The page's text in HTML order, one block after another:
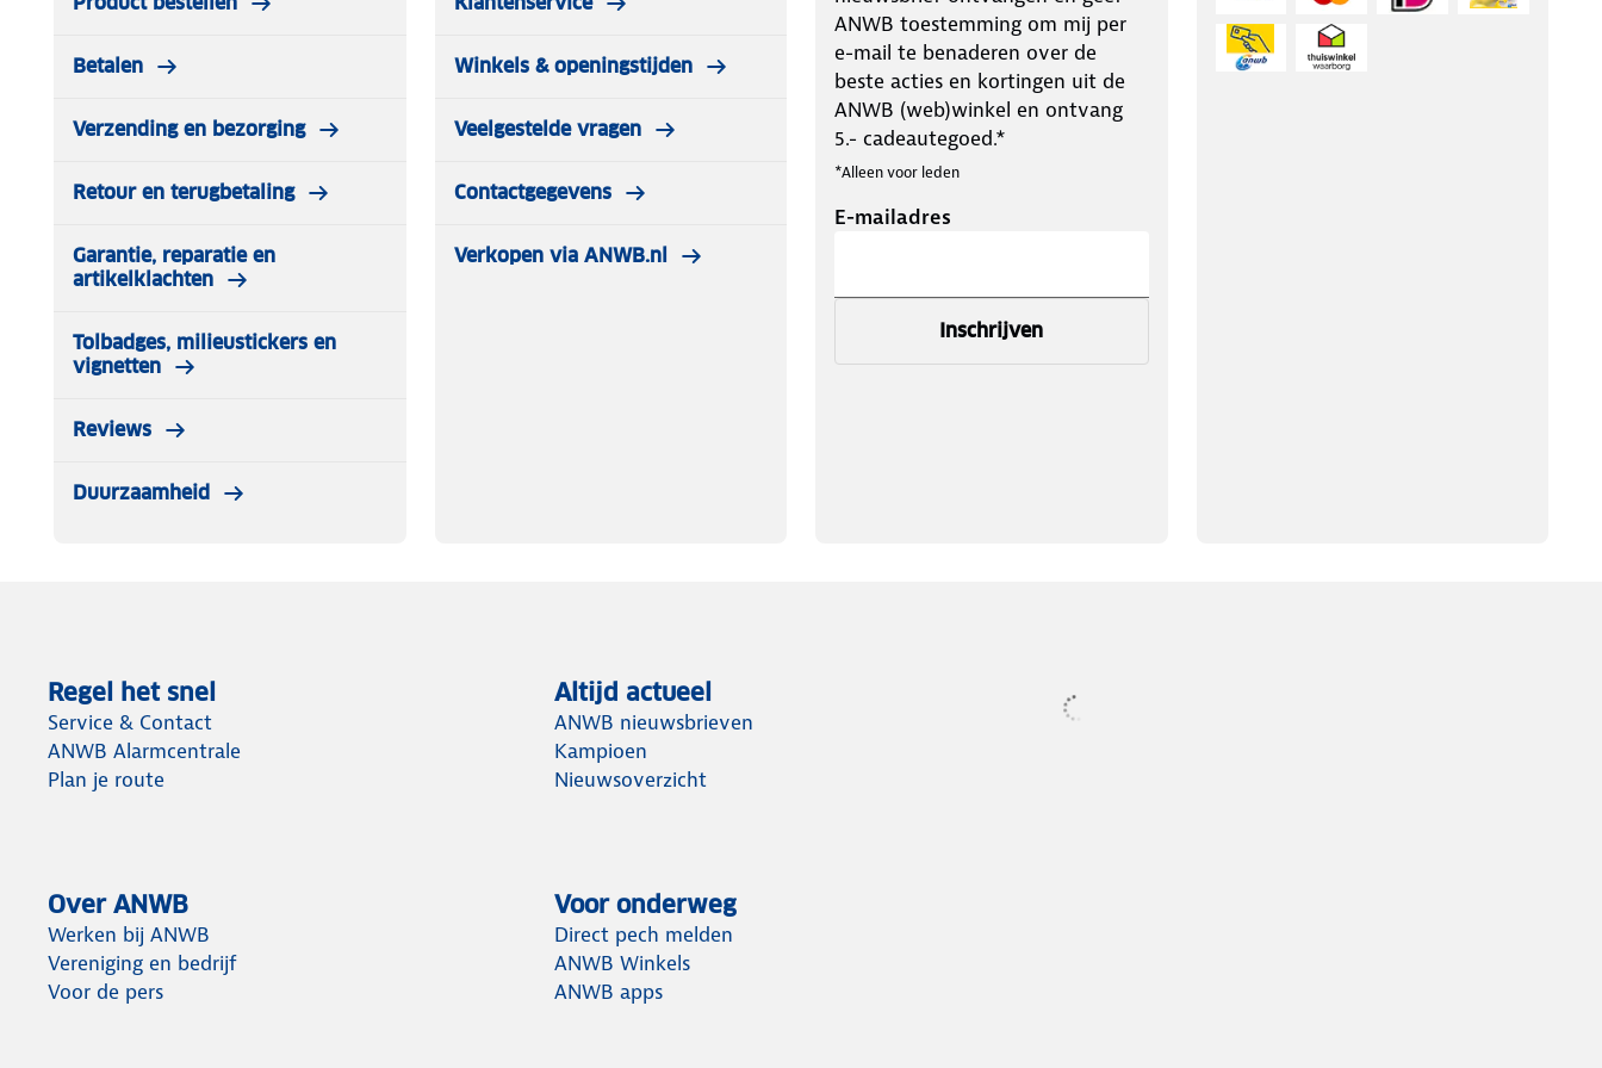
Betalen
Verzending en bezorging
Retour en terugbetaling
Garantie, reparatie en
artikelklachten
Tolbadges, milieustickers en
vignetten
Reviews
Duurzaamheid
Winkels & openingstijden
Veelgestelde vragen
Contactgegevens
Verkopen via ANWB.nl
ANWB toestemming om mij per
e-mail te benaderen over de
beste acties en kortingen uit de
ANWB (web)winkel en ontvang
5.- cadeautegoed.*
*Alleen voor leden
E-mailadres
Inschrijven
Regel het snel
Service & Contact
ANWB Alarmcentrale
Plan je route
Altijd actueel
ANWB nieuwsbrieven
Kampioen
Nieuwsoverzicht
Over ANWB
Werken bij ANWB
Vereniging en bedrijf
Voor de pers
Voor onderweg
Direct pech melden
ANWB Winkels
ANWB apps